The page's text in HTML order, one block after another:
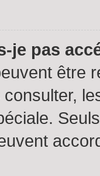
je pas
être